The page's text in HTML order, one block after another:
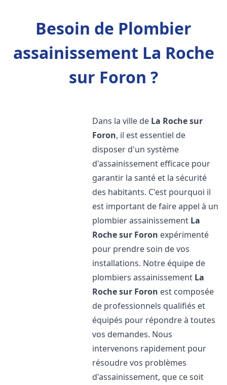
Besoin de Plombier
assainissement La Roche
sur Foron ?
Dans la ville de La Roche sur
Foron, il est essentiel de
disposer d'un système
d'assainissement efficace pour
garantir la santé et la sécurité
des habitants. C'est pourquoi il
est important de faire appel à un
plombier assainissement La
Roche sur Foron expérimenté
pour prendre soin de vos
installations. Notre équipe de
plombiers assainissement La
Roche sur Foron est composée
de professionnels qualifiés et
équipés pour répondre à toutes
vos demandes. Nous
intervenons rapidement pour
résoudre vos problèmes
d'assainissement, que ce soit